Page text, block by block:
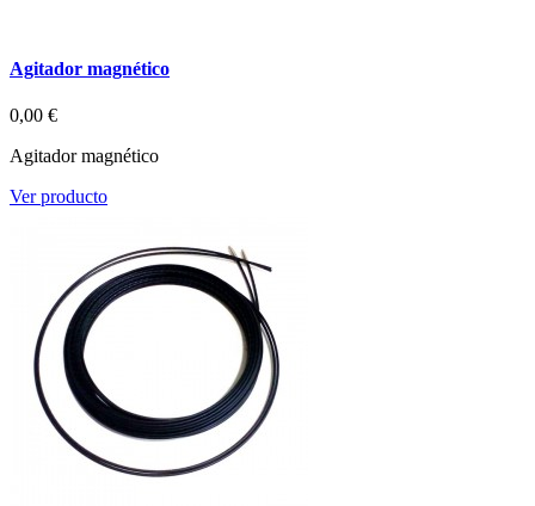
Agitador magnético
0,00 €
Agitador magnético
Ver producto